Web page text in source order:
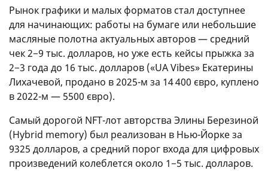
Рынок графики и малых форматов стал доступнее
для начинающих: работы на бумаге или небольшие
масляные полотна актуальных авторов — средний
чек 2−9 тыс. долларов, но уже есть кейсы прыжка за
2−3 года до 16 тыс. долларов («UA Vibes» Екатерины
Лихачевой, продано в 2025-м за 14 400 євро, куплено
в 2022-м — 5500 євро).
Самый дорогой NFT-лот авторства Элины Березиной
(Hybrid memory) был реализован в Нью-Йорке за
9325 долларов, а средний порог входа для цифровых
произведений колеблется около 1−5 тыс. долларов.